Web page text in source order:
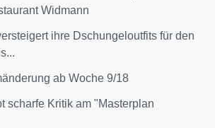
Widmann
ihre Dschungeloutfits für den
ab Woche 9/18
scharfe Kritik am "Masterplan